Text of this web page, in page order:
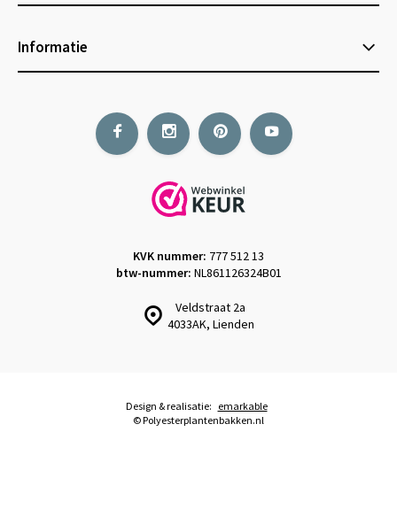
Informatie
Veldstraat 2a
4033AK, Lienden
KVK nummer: 777 512 13
btw-nummer: NL861126324B01
© Polyesterplantenbakken.nl
Design & realisatie: emarkable